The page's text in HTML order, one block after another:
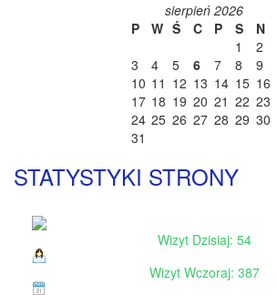
sierpień 2026
P
W Ś C P S
N
1
2
3
4 5 6 7 8
9
10 11 12 13 14 15 16
17 18 19 20 21 22 23
24 25 26 27 28 29 30
31
STATYSTYKI STRONY
Wizyt Dzisiaj: 54
Wizyt Wczoraj: 387